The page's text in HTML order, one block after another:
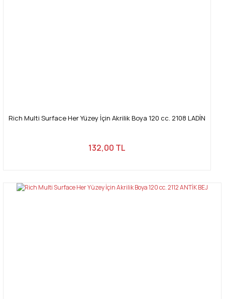
Rich Multi Surface Her Yüzey İçin Akrilik Boya 120 cc. 2108 LADİN
132,00 TL